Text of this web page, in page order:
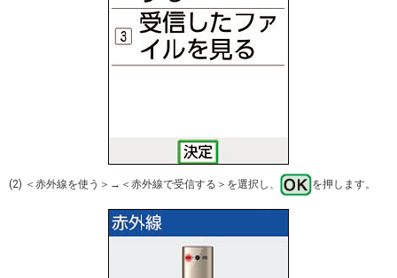
(2) ＜赤外線を使う＞→＜赤外線で受信する＞を選択し、 を押します。